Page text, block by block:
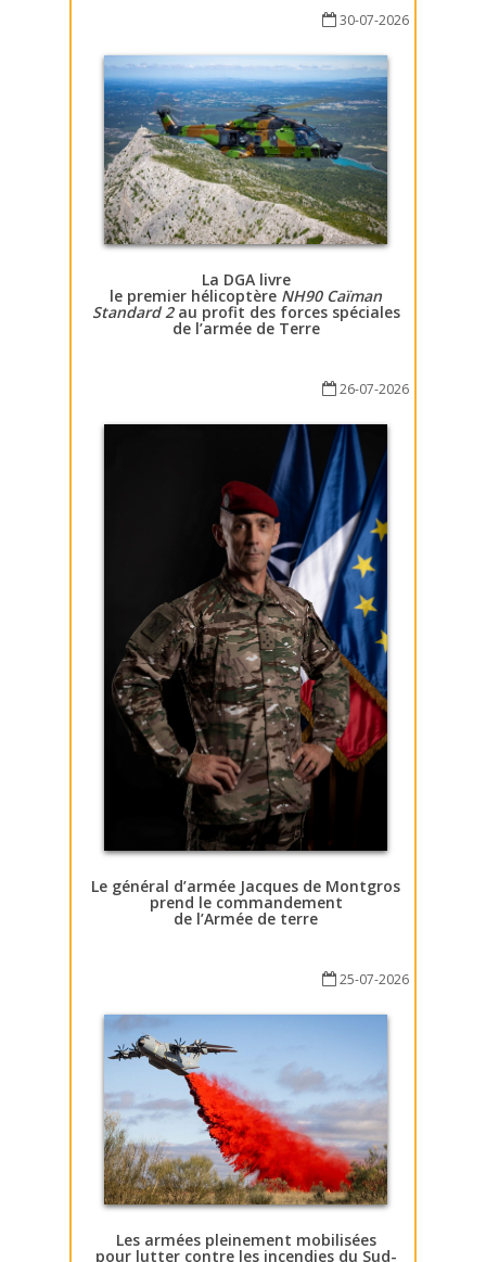
30-07-2026
La DGA livre
le premier hélicoptère NH90 Caïman
Standard 2au profit des forces spéciales
de l’armée de Terre
26-07-2026
Le général d’armée Jacques de Montgros
prend le commandement
de l’Armée de terre
25-07-2026
Les armées pleinement mobilisées
pour lutter contre les incendies du Sud-